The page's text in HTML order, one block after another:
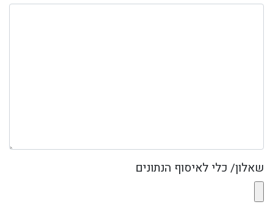
שאלון/ כלי לאיסוף הנתונים